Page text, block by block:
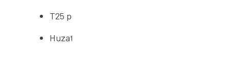
T25 poliuretán hab: 2 cm
Huzat: 1 cm